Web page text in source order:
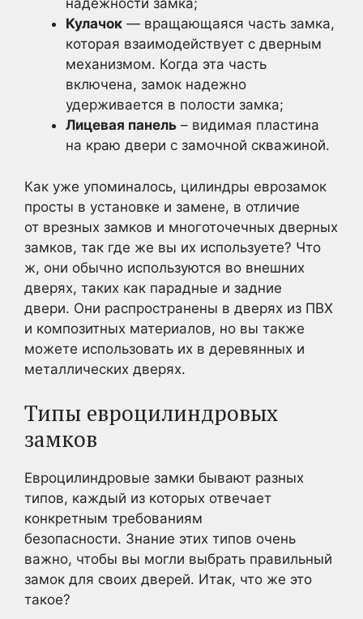
надежности замка;
Кулачок — вращающаяся часть замка,
которая взаимодействует с дверным
механизмом. Когда эта часть
включена, замок надежно
удерживается в полости замка;
Лицевая панель – видимая пластина
на краю двери с замочной скважиной.
Как уже упоминалось, цилиндры еврозамок
просты в установке и замене, в отличие
от врезных замков и многоточечных дверных
замков, так где же вы их используете? Что
ж, они обычно используются во внешних
дверях, таких как парадные и задние
двери. Они распространены в дверях из ПВХ
и композитных материалов, но вы также
можете использовать их в деревянных и
металлических дверях.
Типы евроцилиндровых
замков
Евроцилиндровые замки бывают разных
типов, каждый из которых отвечает
конкретным требованиям
безопасности. Знание этих типов очень
важно, чтобы вы могли выбрать правильный
замок для своих дверей. Итак, что же это
такое?